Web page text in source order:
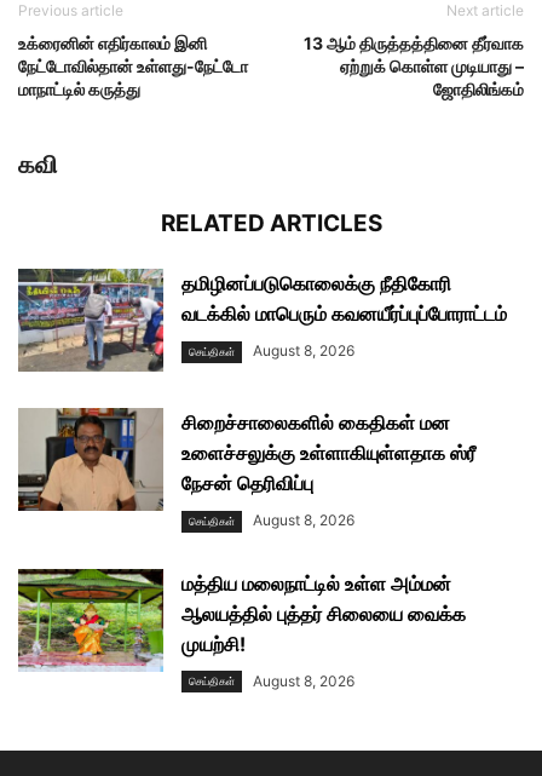
Previous article
உக்ரைனின் எதிர்காலம் இனி
நேட்டோவில்தான் உள்ளது-நேட்டோ
மாநாட்டில் கருத்து
Next article
13 ஆம் திருத்தத்தினை தீர்வாக
ஏற்றுக் கொள்ள முடியாது –
ஜோதிலிங்கம்
கவி
RELATED ARTICLES
தமிழினப்படுகொலைக்கு நீதிகோரி
வடக்கில் மாபெரும் கவனயீர்ப்புப்போராட்டம்
செய்திகள் August 8, 2026
சிறைச்சாலைகளில் கைதிகள் மன
உளைச்சலுக்கு உள்ளாகியுள்ளதாக ஸ்ரீ
நேசன் தெரிவிப்பு
செய்திகள் August 8, 2026
மத்திய மலைநாட்டில் உள்ள அம்மன்
ஆலயத்தில் புத்தர் சிலையை வைக்க
முயற்சி!
செய்திகள் August 8, 2026